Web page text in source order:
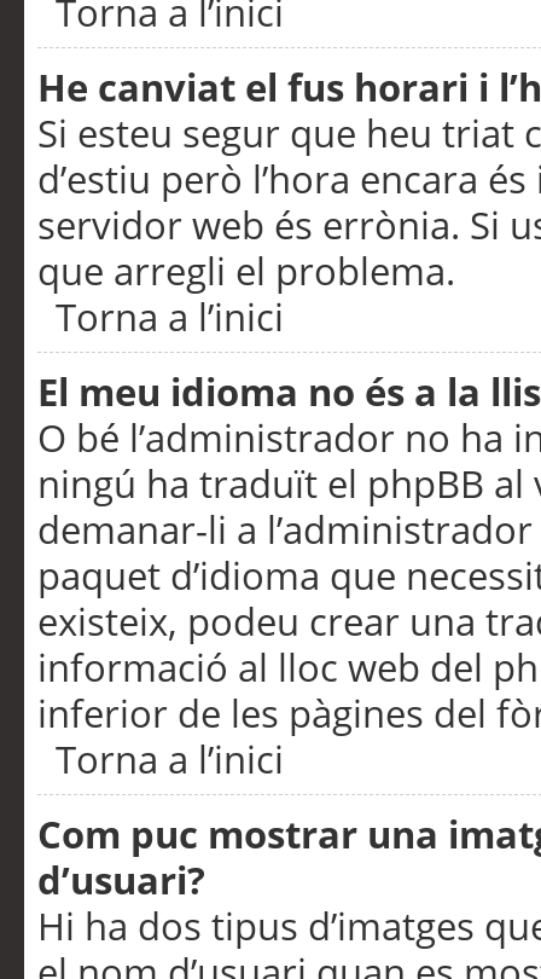
Torna a l’inici
He canviat el fus horari i
Si esteu segur que heu triat
d’estiu però l’hora encara
servidor web és errònia. Si
que arregli el problema.
Torna a l’inici
El meu idioma no és a la
O bé l’administrador no ha
ningú ha traduït el phpBB
demanar-li a
paquet d’idioma que
existeix, podeu crear una
informació al lloc web del
inferior de les pàgines del
Torna a l’inici
Com puc mostrar una
d’usuari?
Hi ha dos tipus d’imatges